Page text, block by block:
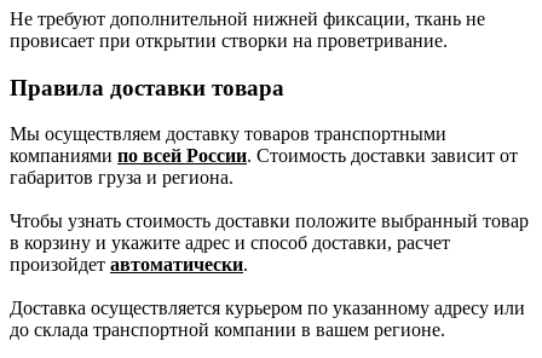
Не требуют дополнительной нижней фиксации, ткань не
провисает при открытии створки на проветривание.
Правила доставки товара
Мы осуществляем доставку товаров транспортными
компаниями по всей России. Стоимость доставки зависит от
габаритов груза и региона.
Чтобы узнать стоимость доставки положите выбранный товар
в корзину и укажите адрес и способ доставки, расчет
произойдет автоматически.
Доставка осуществляется курьером по указанному адресу или
до склада транспортной компании в вашем регионе.